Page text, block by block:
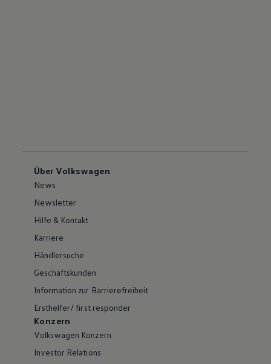
Über Volkswagen
News
Newsletter
Hilfe & Kontakt
Karriere
Händlersuche
Geschäftskunden
Information zur Barrierefreiheit
Ersthelfer/ first responder
Konzern
Volkswagen Konzern
Investor Relations